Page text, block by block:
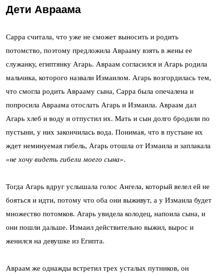
Дети Авраама
Сарра считала, что уже не сможет выносить и родить
потомство, поэтому предложила Аврааму взять в жены ее
служанку, египтянку Агарь. Авраам согласился и Агарь родила
мальчика, которого назвали Измаилом. Агарь возгордилась тем,
что смогла родить Аврааму сына, Сарра была опечалена и
попросила Авраама отослать Агарь и Измаила. Авраам дал
Агарь хлеб и воду и отпустил их. Мать и сын долго бродили по
пустыни, у них закончилась вода. Понимая, что в пустыне их
ждет неминуемая гибель, Агарь отошла от Измаила и заплакала
«не хочу видеть гибели моего сына».
Тогда Агарь вдруг услышала голос Ангела, который велел ей не
бояться и идти, потому что оба они выживут, а у Измаила будет
множество потомков. Агарь увидела колодец, напоила сына, и
они пошли дальше. Измаил действительно выжил, вырос и
женился на девушке из Египта.
Авраам же однажды встретил трех усталых путников, он